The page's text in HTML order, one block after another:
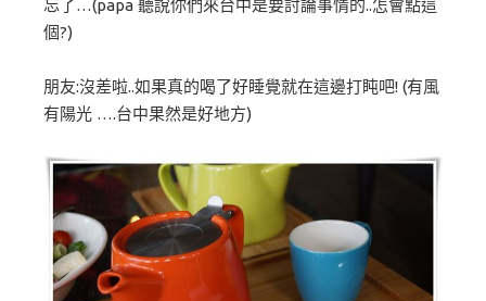
忘了…(papa 聽說你們來台中是要討論事情的..怎會點這
個?)
朋友:沒差啦..如果真的喝了好睡覺就在這邊打盹吧! (有風
有陽光 ….台中果然是好地方)